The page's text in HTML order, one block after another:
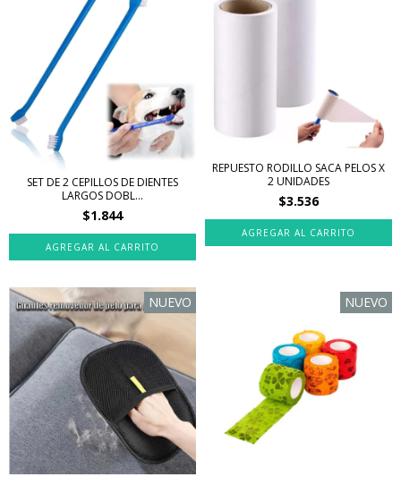
SET DE 2 CEPILLOS DE DIENTES
LARGOS DOBL...
$1.844
REPUESTO RODILLO SACA PELOS X
2 UNIDADES
$3.536
NUEVO NUEVO